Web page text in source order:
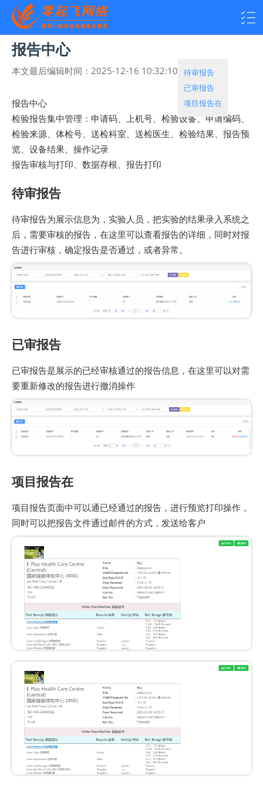
报告中心
本文最后编辑时间： 2025-12-16 10:32:10 热度：1091
报告中心
检验报告集中管理：申请码、上机号、检验设备、申请编码、
检验来源、体检号、送检科室、送检医生、检验结果、报告预
览、设备结果、操作记录
报告审核与打印、数据存根、报告打印
待审报告
待审报告为展示信息为，实验人员，把实验的结果录入系统之
后，需要审核的报告，在这里可以查看报告的详细，同时对报
告进行审核，确定报告是否通过，或者异常。
已审报告
已审报告是展示的已经审核通过的报告信息，在这里可以对需
要重新修改的报告进行撤消操作
项目报告在
项目报告页面中可以通已经通过的报告，进行预览打印操作，
同时可以把报告文件通过邮件的方式，发送给客户
待审报告
已审报告
项目报告在